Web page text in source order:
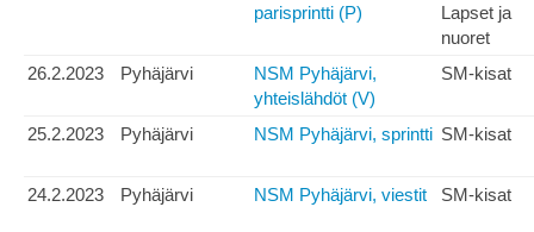
parisprintti (P)
Lapset ja
nuoret
26.2.2023
Pyhäjärvi
NSM Pyhäjärvi,
yhteislähdöt (V)
SM-kisat
25.2.2023 Pyhäjärvi NSM Pyhäjärvi, sprintti SM-kisat
24.2.2023 Pyhäjärvi NSM Pyhäjärvi, viestit SM-kisat